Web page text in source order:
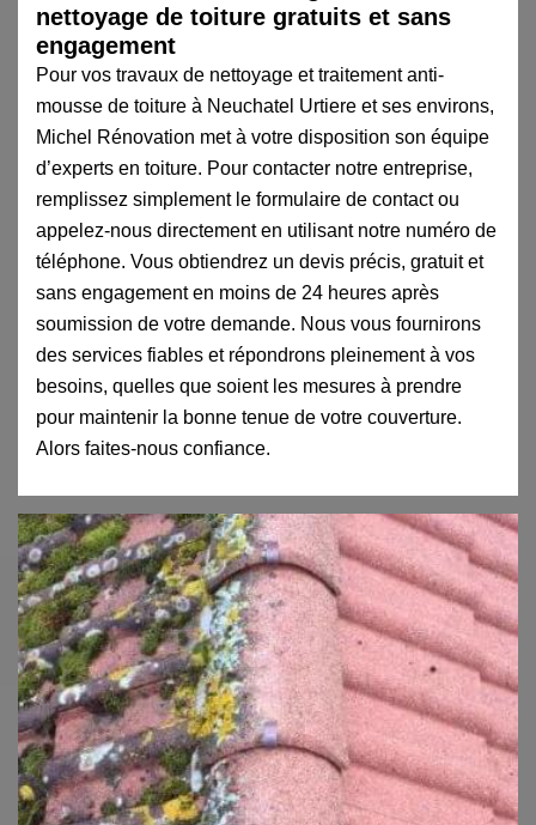
nettoyage de toiture gratuits et sans
engagement
Pour vos travaux de nettoyage et traitement anti-
mousse de toiture à Neuchatel Urtiere et ses environs,
Michel Rénovation met à votre disposition son équipe
d’experts en toiture. Pour contacter notre entreprise,
remplissez simplement le formulaire de contact ou
appelez-nous directement en utilisant notre numéro de
téléphone. Vous obtiendrez un devis précis, gratuit et
sans engagement en moins de 24 heures après
soumission de votre demande. Nous vous fournirons
des services fiables et répondrons pleinement à vos
besoins, quelles que soient les mesures à prendre
pour maintenir la bonne tenue de votre couverture.
Alors faites-nous confiance.